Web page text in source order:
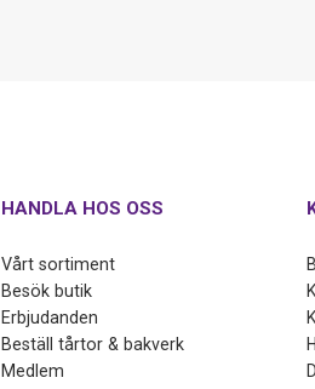
HANDLA HOS OSS
Vårt sortiment
Besök butik
Erbjudanden
Beställ tårtor & bakverk
Medlem